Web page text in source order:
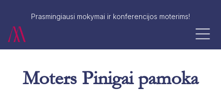
Prasmingiausi mokymai ir konferencijos moterims!
Moters Pinigai pamoka